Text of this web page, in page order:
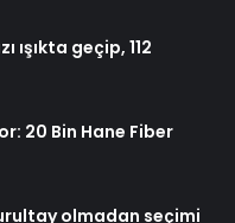
ışıkta geçip, 112
20 Bin Hane Fiber
olmadan seçimi